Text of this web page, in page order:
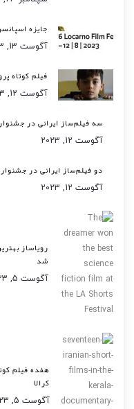
جایزه
آگوست 13, 2023
فیلم کوتاه
آگوست 12, 2023
سه فیلم‌ساز ایرانی در جشنواره
آگوست 12, 2023
دو فیلم‌ساز ایرانی در جشنواره
آگوست 12, 2023
شد
آگوست 5, 2023
هفده فیلم
کرالا
آگوست 5, 2023